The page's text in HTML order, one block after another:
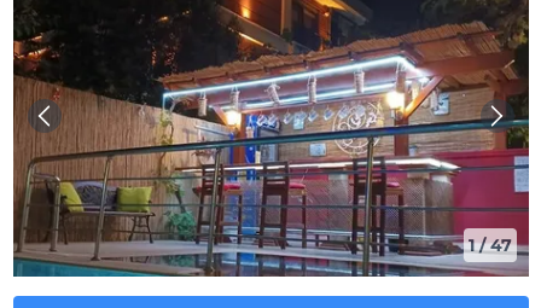
1/47